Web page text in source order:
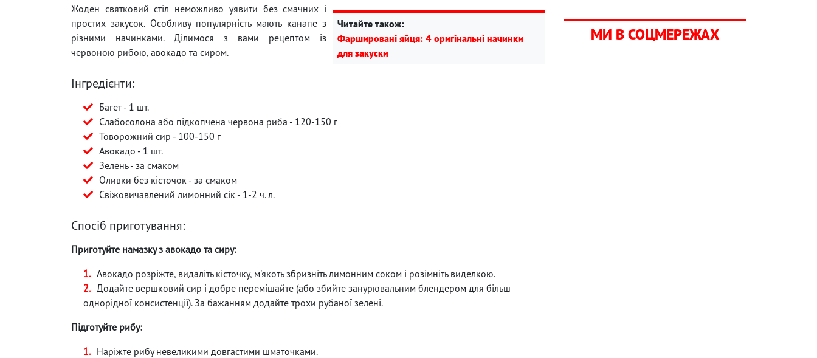
Читайте також:
Фаршировані яйця: 4 оригінальні начинки
для закуски
Жоден святковий стіл неможливо уявити без смачних і
простих закусок. Особливу популярність мають канапе з
різними начинками. Ділимося з вами рецептом із
червоною рибою, авокадо та сиром.
Інгредієнти:
Багет - 1 шт.
Слабосолона або підкопчена червона риба - 120-150 г
Товорожний сир - 100-150 г
Авокадо - 1 шт.
Зелень - за смаком
Оливки без кісточок - за смаком
Свіжовичавлений лимонний сік - 1-2 ч. л.
Спосіб приготування:
Приготуйте намазку з авокадо та сиру:
Авокадо розріжте, видаліть кісточку, м'якоть збризніть лимонним соком і розімніть виделкою.
Додайте вершковий сир і добре перемішайте (або збийте занурювальним блендером для більш
однорідної консистенції). За бажанням додайте трохи рубаної зелені.
Підготуйте рибу:
Наріжте рибу невеликими довгастими шматочками.
МИ В СОЦМЕРЕЖАХ